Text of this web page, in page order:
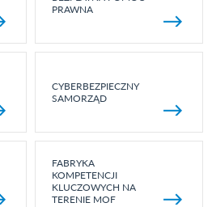
PRAWNA
CYBERBEZPIECZNY
SAMORZĄD
FABRYKA
KOMPETENCJI
KLUCZOWYCH NA
TERENIE MOF